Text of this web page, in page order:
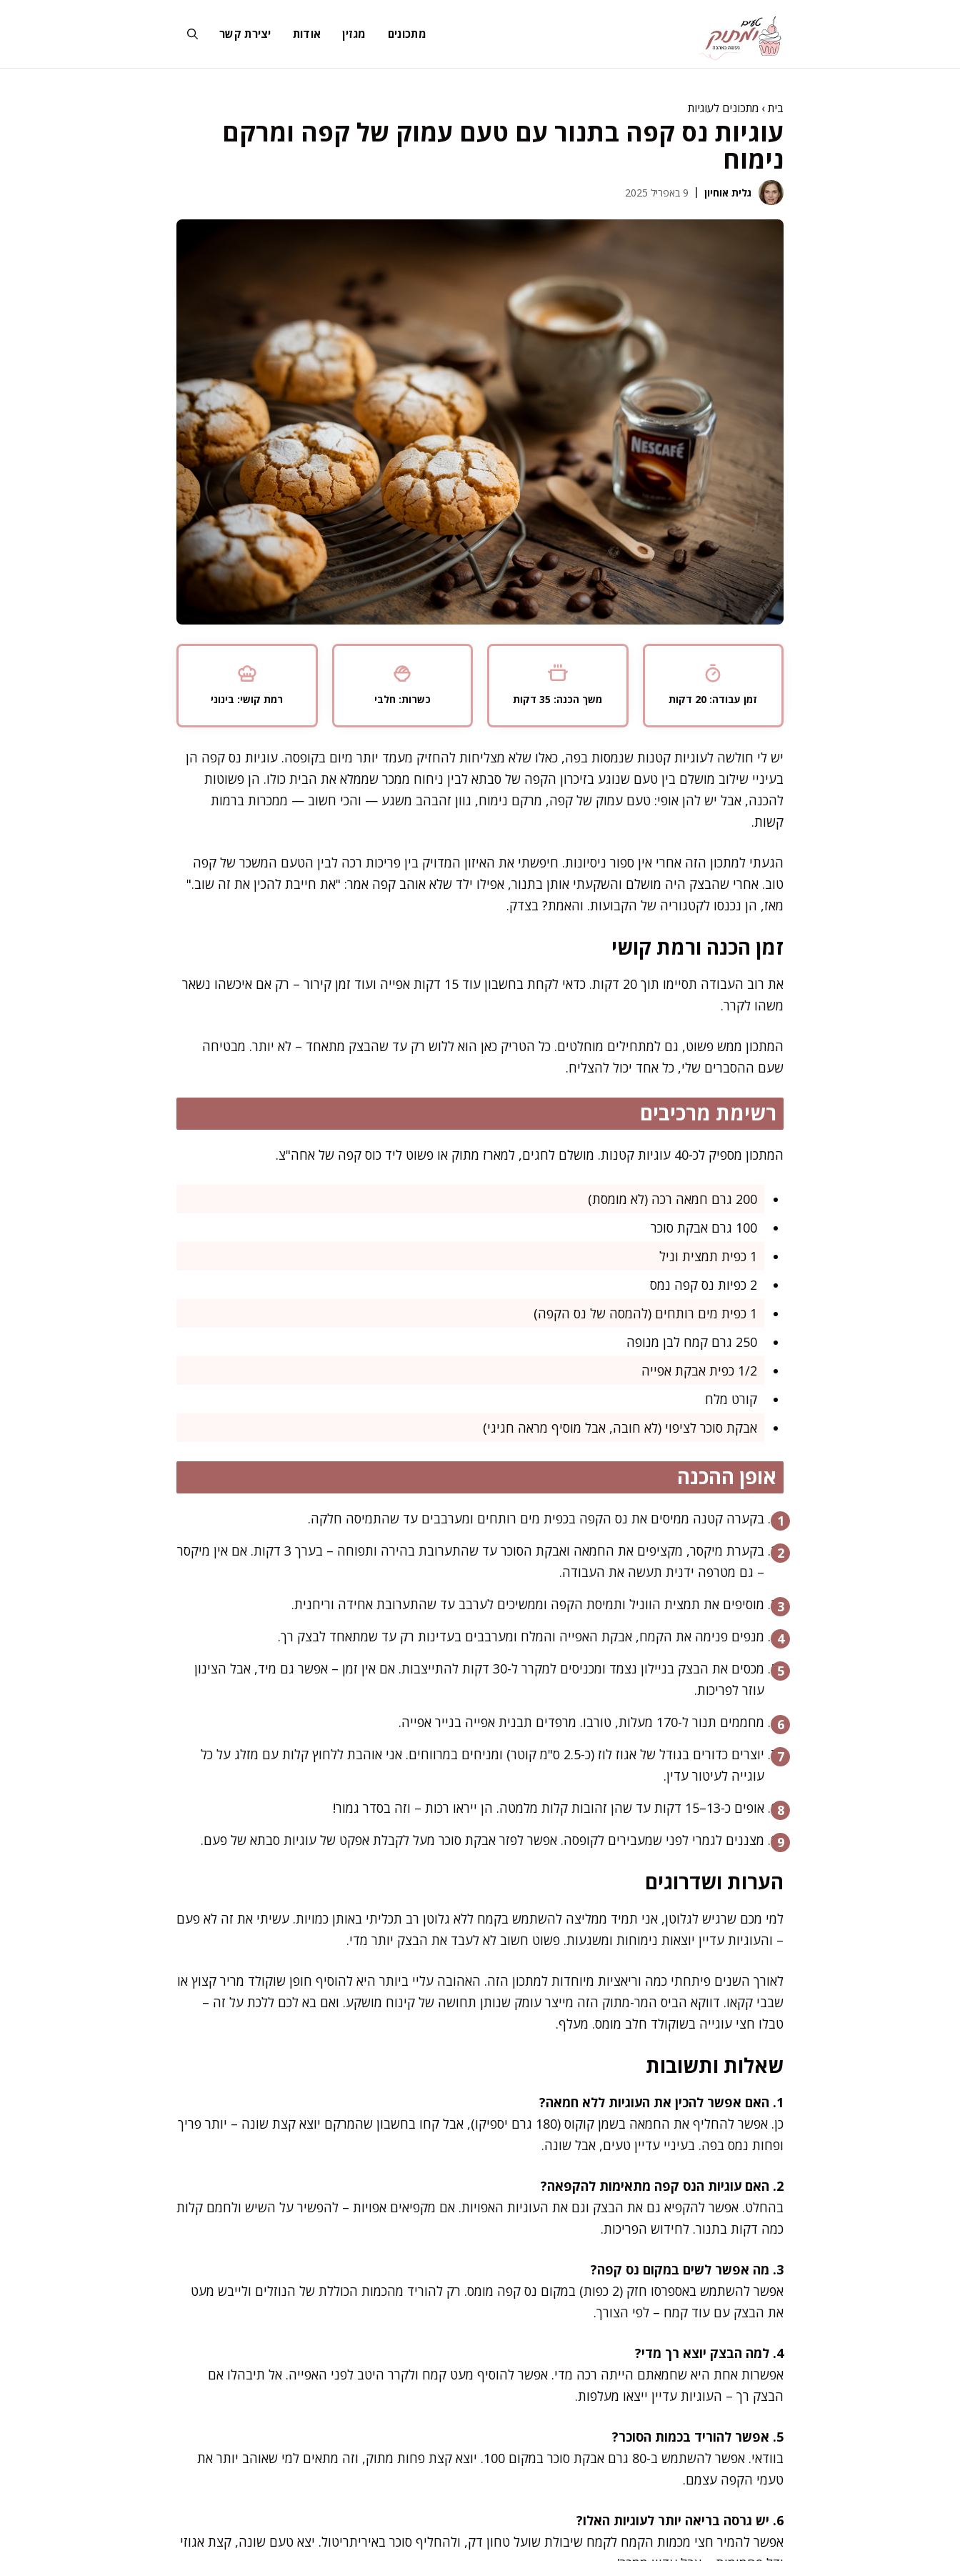
מתכונים מגזין אודות יצירת קשר
בית› מתכונים לעוגיות
עוגיות נס קפה בתנור עם טעם עמוק של קפה ומרקם
נימוח
גלית אוחיון 9 באפריל 2025
זמן עבודה: 20 דקות משך הכנה: 35 דקות כשרות: חלבי רמת קושי: בינוני
יש לי חולשה לעוגיות קטנות שנמסות בפה, כאלו שלא מצליחות להחזיק מעמד יותר מיום בקופסה. עוגיות נס קפה הן
בעיניי שילוב מושלם בין טעם שנוגע בזיכרון הקפה של סבתא לבין ניחוח ממכר שממלא את הבית כולו. הן פשוטות
להכנה, אבל יש להן אופי: טעם עמוק של קפה, מרקם נימוח, גוון זהבהב משגע — והכי חשוב — ממכרות ברמות
קשות.
הגעתי למתכון הזה אחרי אין ספור ניסיונות. חיפשתי את האיזון המדויק בין פריכות רכה לבין הטעם המשכר של קפה
טוב. אחרי שהבצק היה מושלם והשקעתי אותן בתנור, אפילו ילד שלא אוהב קפה אמר: "את חייבת להכין את זה שוב."
מאז, הן נכנסו לקטגוריה של הקבועות. והאמת? בצדק.
זמן הכנה ורמת קושי
את רוב העבודה תסיימו תוך 20 דקות. כדאי לקחת בחשבון עוד 15 דקות אפייה ועוד זמן קירור – רק אם איכשהו נשאר
משהו לקרר.
המתכון ממש פשוט, גם למתחילים מוחלטים. כל הטריק כאן הוא ללוש רק עד שהבצק מתאחד – לא יותר. מבטיחה
שעם ההסברים שלי, כל אחד יכול להצליח.
רשימת מרכיבים
המתכון מספיק לכ-40 עוגיות קטנות. מושלם לחגים, למארז מתוק או פשוט ליד כוס קפה של אחה"צ.
200 גרם חמאה רכה (לא מומסת)
100 גרם אבקת סוכר
1 כפית תמצית וניל
2 כפיות נס קפה נמס
1 כפית מים רותחים (להמסה של נס הקפה)
250 גרם קמח לבן מנופה
1/2 כפית אבקת אפייה
קורט מלח
אבקת סוכר לציפוי (לא חובה, אבל מוסיף מראה חגיגי)
אופן ההכנה
בקערה קטנה ממיסים את נס הקפה בכפית מים רותחים ומערבבים עד שהתמיסה חלקה.
בקערת מיקסר, מקציפים את החמאה ואבקת הסוכר עד שהתערובת בהירה ותפוחה – בערך 3 דקות. אם אין מיקסר
– גם מטרפה ידנית תעשה את העבודה.
מוסיפים את תמצית הווניל ותמיסת הקפה וממשיכים לערבב עד שהתערובת אחידה וריחנית.
מנפים פנימה את הקמח, אבקת האפייה והמלח ומערבבים בעדינות רק עד שמתאחד לבצק רך.
מכסים את הבצק בניילון נצמד ומכניסים למקרר ל-30 דקות להתייצבות. אם אין זמן – אפשר גם מיד, אבל הצינון
עוזר לפריכות.
מחממים תנור ל-170 מעלות, טורבו. מרפדים תבנית אפייה בנייר אפייה.
יוצרים כדורים בגודל של אגוז לוז (כ-2.5 ס"מ קוטר) ומניחים במרווחים. אני אוהבת ללחוץ קלות עם מזלג על כל
עוגייה לעיטור עדין.
אופים כ-13–15 דקות עד שהן זהובות קלות מלמטה. הן ייראו רכות – וזה בסדר גמור!
מצננים לגמרי לפני שמעבירים לקופסה. אפשר לפזר אבקת סוכר מעל לקבלת אפקט של עוגיות סבתא של פעם.
הערות ושדרוגים
למי מכם שרגיש לגלוטן, אני תמיד ממליצה להשתמש בקמח ללא גלוטן רב תכליתי באותן כמויות. עשיתי את זה לא פעם
– והעוגיות עדיין יוצאות נימוחות ומשגעות. פשוט חשוב לא לעבד את הבצק יותר מדי.
לאורך השנים פיתחתי כמה וריאציות מיוחדות למתכון הזה. האהובה עליי ביותר היא להוסיף חופן שוקולד מריר קצוץ או
שבבי קקאו. דווקא הביס המר-מתוק הזה מייצר עומק שנותן תחושה של קינוח מושקע. ואם בא לכם ללכת על זה –
טבלו חצי עוגייה בשוקולד חלב מומס. מעלף.
שאלות ותשובות
1. האם אפשר להכין את העוגיות ללא חמאה?
כן. אפשר להחליף את החמאה בשמן קוקוס (180 גרם יספיקו), אבל קחו בחשבון שהמרקם יוצא קצת שונה – יותר פריך
ופחות נמס בפה. בעיניי עדיין טעים, אבל שונה.
2. האם עוגיות הנס קפה מתאימות להקפאה?
בהחלט. אפשר להקפיא גם את הבצק וגם את העוגיות האפויות. אם מקפיאים אפויות – להפשיר על השיש ולחמם קלות
כמה דקות בתנור. לחידוש הפריכות.
3. מה אפשר לשים במקום נס קפה?
אפשר להשתמש באספרסו חזק (2 כפות) במקום נס קפה מומס. רק להוריד מהכמות הכוללת של הנוזלים ולייבש מעט
את הבצק עם עוד קמח – לפי הצורך.
4. למה הבצק יוצא רך מדי?
אפשרות אחת היא שחמאתם הייתה רכה מדי. אפשר להוסיף מעט קמח ולקרר היטב לפני האפייה. אל תיבהלו אם
הבצק רך – העוגיות עדיין ייצאו מעלפות.
5. אפשר להוריד בכמות הסוכר?
בוודאי. אפשר להשתמש ב-80 גרם אבקת סוכר במקום 100. יוצא קצת פחות מתוק, וזה מתאים למי שאוהב יותר את
טעמי הקפה עצמם.
6. יש גרסה בריאה יותר לעוגיות האלו?
אפשר להמיר חצי מכמות הקמח לקמח שיבולת שועל טחון דק, ולהחליף סוכר באיריתריטול. יצא טעם שונה, קצת אגוזי